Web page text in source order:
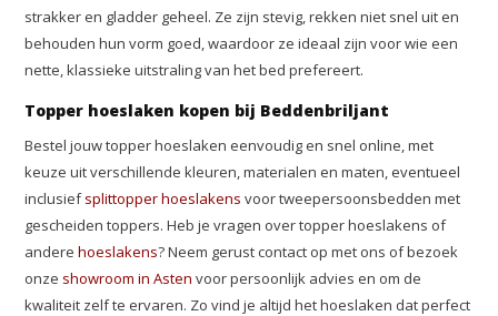
strakker en gladder geheel. Ze zijn stevig, rekken niet snel uit en
behouden hun vorm goed, waardoor ze ideaal zijn voor wie een
nette, klassieke uitstraling van het bed prefereert.
Topper hoeslaken kopen bij Beddenbriljant
Bestel jouw topper hoeslaken eenvoudig en snel online, met
keuze uit verschillende kleuren, materialen en maten, eventueel
inclusiefsplittopper hoeslakens voor tweepersoonsbedden met
gescheiden toppers. Heb je vragen over topper hoeslakens of
anderehoeslakens? Neem gerust contact op met ons of bezoek
onze showroom in Asten voor persoonlijk advies en om de
kwaliteit zelf te ervaren. Zo vind je altijd het hoeslaken dat perfect